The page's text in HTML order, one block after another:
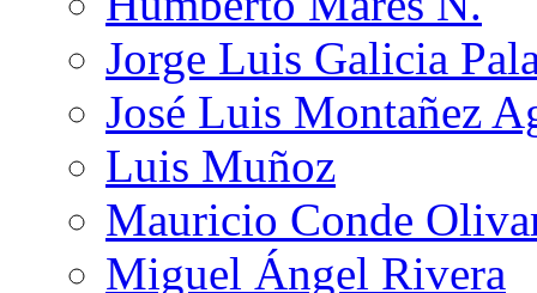
Jorge Luis Galicia
José Luis Montañez
Luis Muñoz
Mauricio Conde
Miguel Ángel Rivera